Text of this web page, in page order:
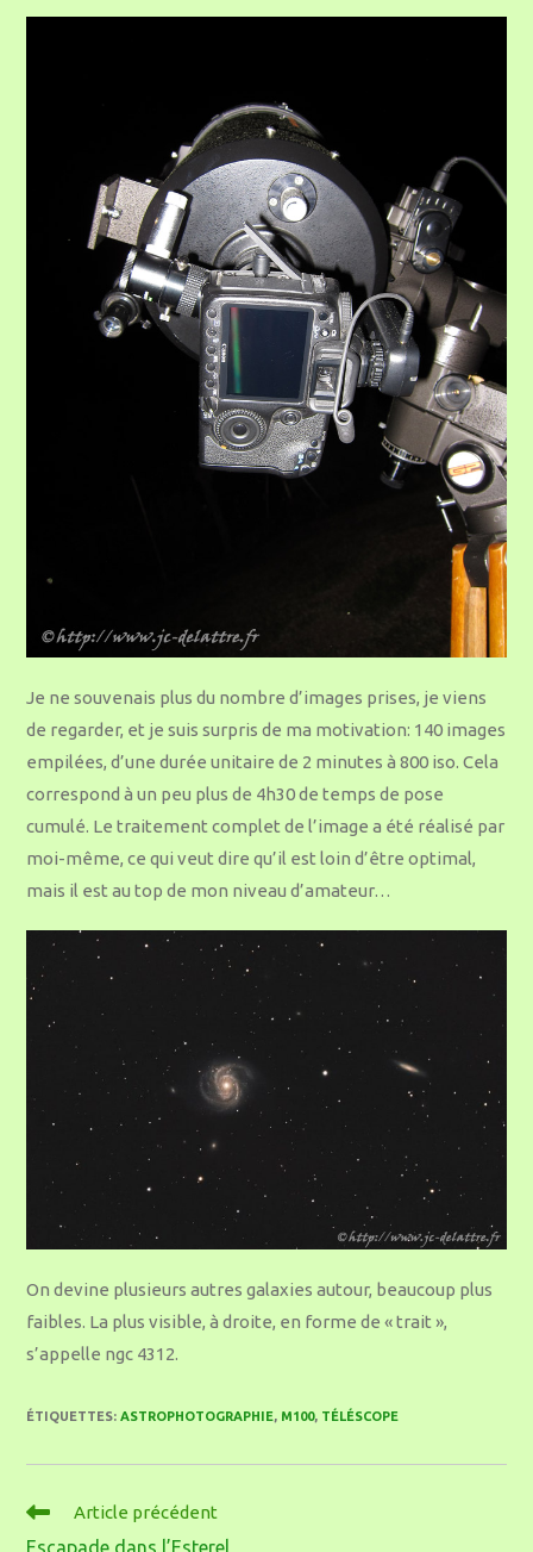
Je ne souvenais plus du nombre d’images prises, je viens
de regarder, et je suis surpris de ma motivation: 140 images
empilées, d’une durée unitaire de 2 minutes à 800 iso. Cela
correspond à un peu plus de 4h30 de temps de pose
cumulé. Le traitement complet de l’image a été réalisé par
moi-même, ce qui veut dire qu’il est loin d’être optimal,
mais il est au top de mon niveau d’amateur…
On devine plusieurs autres galaxies autour, beaucoup plus
faibles. La plus visible, à droite, en forme de « trait »,
s’appelle ngc 4312.
ÉTIQUETTES:ASTROPHOTOGRAPHIE, M100, TÉLÉSCOPE
Article précédent
Escapade dans l’Esterel